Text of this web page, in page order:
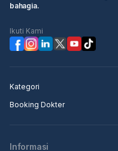
bahagia.
Ikuti Kami
Kategori
Booking Dokter
Informasi